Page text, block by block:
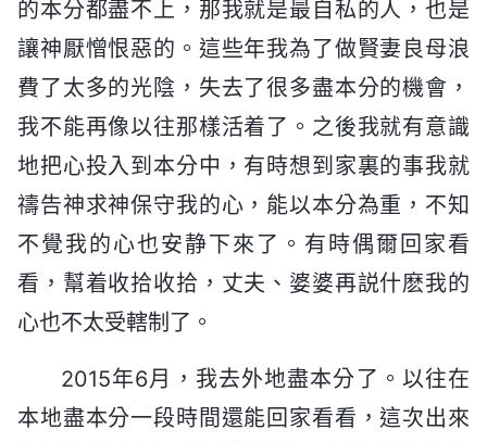
的本分都盡不上，那我就是最自私的人，也是
讓神厭憎恨惡的。這些年我為了做賢妻良母浪
費了太多的光陰，失去了很多盡本分的機會，
我不能再像以往那樣活着了。之後我就有意識
地把心投入到本分中，有時想到家裏的事我就
禱告神求神保守我的心，能以本分為重，不知
不覺我的心也安静下來了。有時偶爾回家看
看，幫着收拾收拾，丈夫、婆婆再説什麽我的
心也不太受轄制了。
2015年6月，我去外地盡本分了。以往在
本地盡本分一段時間還能回家看看，這次出來